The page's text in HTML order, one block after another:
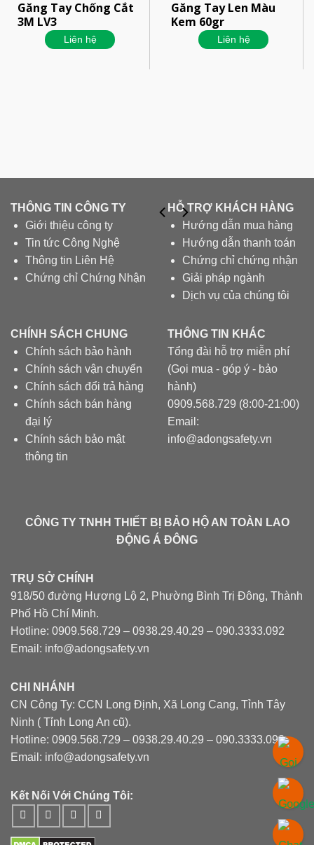
Găng Tay Chống Cắt
3M LV3
Liên hệ
Găng Tay Len Màu
Kem 60gr
Liên hệ
THÔNG TIN CÔNG TY
Giới thiệu công ty
Tin tức Công Nghệ
Thông tin Liên Hệ
Chứng chỉ Chứng Nhận
HỖ TRỢ KHÁCH HÀNG
Hướng dẫn mua hàng
Hướng dẫn thanh toán
Chứng chỉ chứng nhận
Giải pháp ngành
Dịch vụ của chúng tôi
CHÍNH SÁCH CHUNG
Chính sách bảo hành
Chính sách vận chuyển
Chính sách đổi trả hàng
Chính sách bán hàng
đại lý
Chính sách bảo mật
thông tin
THÔNG TIN KHÁC
Tổng đài hỗ trợ miễn phí
(Gọi mua - góp ý - bảo
hành)
0909.568.729 (8:00-21:00)
Email:
info@adongsafety.vn
CÔNG TY TNHH THIẾT BỊ BẢO HỘ AN TOÀN LAO
ĐỘNG Á ĐÔNG
TRỤ SỞ CHÍNH
918/50 đường Hượng Lộ 2, Phường Bình Trị Đông, Thành
Phố Hồ Chí Minh.
Hotline: 0909.568.729 – 0938.29.40.29 – 090.3333.092
Email: info@adongsafety.vn
CHI NHÁNH
CN Công Ty: CCN Long Định, Xã Long Cang, Tỉnh Tây
Ninh ( Tỉnh Long An cũ).
Hotline: 0909.568.729 – 0938.29.40.29 – 090.3333.092
Email: info@adongsafety.vn
Kết Nối Với Chúng Tôi: